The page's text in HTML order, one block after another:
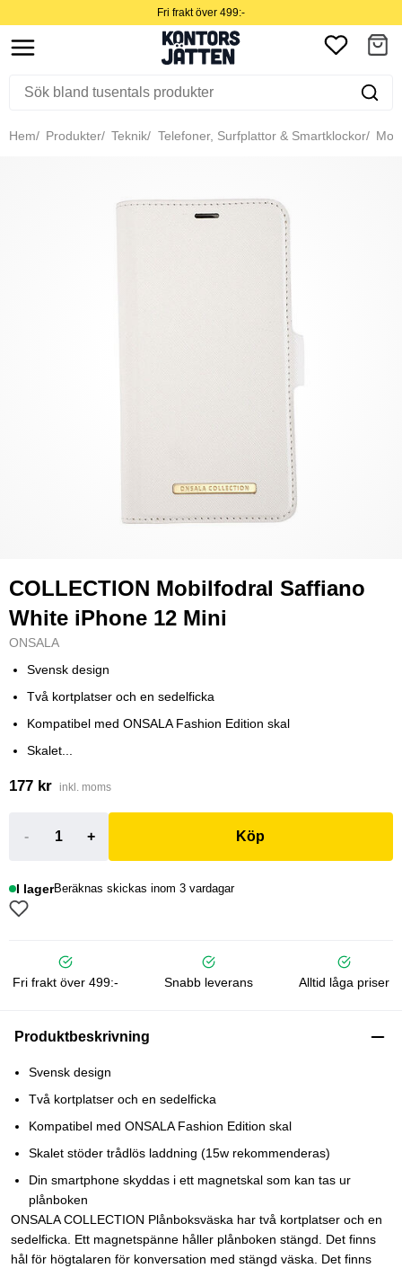
Fri frakt över 499:-
Hem Produkter Teknik Telefoner, Surfplattor & Smartklockor
COLLECTION Mobilfodral Saffiano
White iPhone 12 Mini
ONSALA
Svensk design
Två kortplatser och en sedelficka
Kompatibel med ONSALA Fashion Edition skal
Skalet...
177 kr inkl. moms
- + Köp
I lagerBeräknas skickas inom 3 vardagar
Fri frakt över 499:- Snabb leverans Alltid låga priser
Produktbeskrivning
Svensk design
Två kortplatser och en sedelficka
Kompatibel med ONSALA Fashion Edition skal
Skalet stöder trådlös laddning (15w rekommenderas)
Din smartphone skyddas i ett magnetskal som kan tas ur
plånboken
ONSALA COLLECTION Plånboksväska har två kortplatser och en
sedelficka. Ett magnetspänne håller plånboken stängd. Det finns
hål för högtalaren för konversation med stängd väska. Det finns